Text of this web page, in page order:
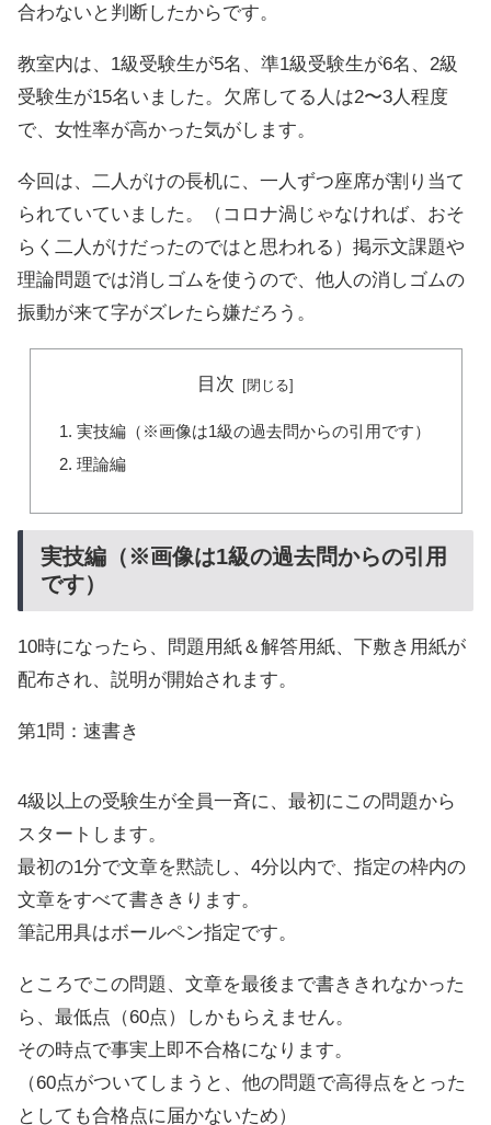
合わないと判断したからです。
教室内は、1級受験生が5名、準1級受験生が6名、2級
受験生が15名いました。欠席してる人は2〜3人程度
で、女性率が高かった気がします。
今回は、二人がけの長机に、一人ずつ座席が割り当て
られていていました。（コロナ渦じゃなければ、おそ
らく二人がけだったのではと思われる）掲示文課題や
理論問題では消しゴムを使うので、他人の消しゴムの
振動が来て字がズレたら嫌だろう。
目次
実技編（※画像は1級の過去問からの引用です）
理論編
実技編（※画像は1級の過去問からの引用
です）
10時になったら、問題用紙＆解答用紙、下敷き用紙が
配布され、説明が開始されます。
第1問：速書き
4級以上の受験生が全員一斉に、最初にこの問題から
スタートします。
最初の1分で文章を黙読し、4分以内で、指定の枠内の
文章をすべて書ききります。
筆記用具はボールペン指定です。
ところでこの問題、文章を最後まで書ききれなかった
ら、最低点（60点）しかもらえません。
その時点で事実上即不合格になります。
（60点がついてしまうと、他の問題で高得点をとった
としても合格点に届かないため）